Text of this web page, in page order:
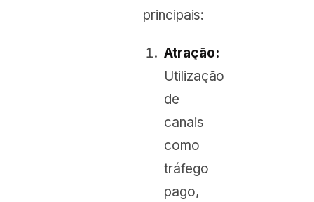
principais:
Atração:
Utilização
de
canais
como
tráfego
pago,